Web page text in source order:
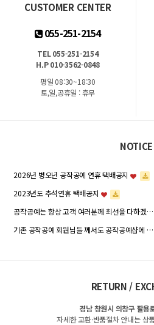
CUSTOMER CENTER
055-251-2154
TEL 055-251-2154
H.P 010-3562-0848
평일 08:30~18:30
토,일,공휴일 : 휴무
NOTICE
2026년 병오년 공작공예 연휴 택배공지
2023년도 추석연휴 택배공지
공작공예는 항상 고객 여러분께 최선을 다하겠…
기존 공작공예 회원님들 께서도 공작공예샵에 …
RETURN /
경남 창원시 의창구 팔용
자세한 교환·반품절차 안내는 상